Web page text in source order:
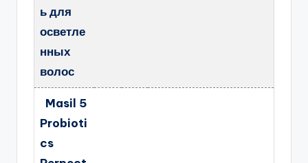
ь для
осветле
нных
волос
Masil 5
Probioti
cs